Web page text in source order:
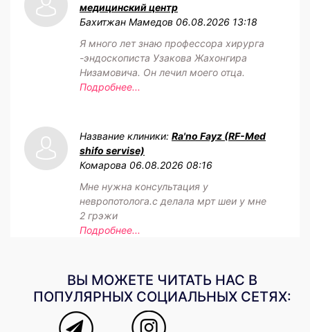
медицинский центр
Бахитжан Мамедов 06.08.2026 13:18
Я много лет знаю профессора хирурга
-эндоскописта Узакова Жахонгира
Низамовича. Он лечил моего отца.
Подробнее...
Название клиники: Ra'no Fayz (RF-Med
shifo servise)
Комарова 06.08.2026 08:16
Мне нужна консультация у
невропотолога.с делала мрт шеи у мне
2 грэжи
Подробнее...
ВЫ МОЖЕТЕ ЧИТАТЬ НАС В
ПОПУЛЯРНЫХ СОЦИАЛЬНЫХ СЕТЯХ: